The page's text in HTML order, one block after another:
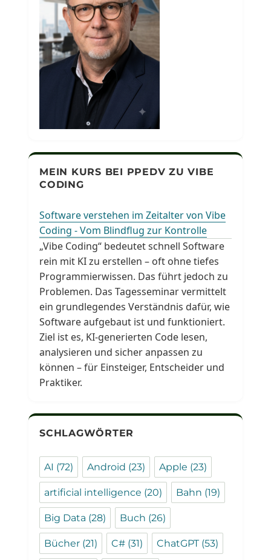
MEIN KURS BEI PPEDV ZU VIBE
CODING
Software verstehen im Zeitalter von Vibe
Coding - Vom Blindflug zur Kontrolle
„Vibe Coding“ bedeutet schnell Software
rein mit KI zu erstellen – oft ohne tiefes
Programmierwissen. Das führt jedoch zu
Problemen. Das Tagesseminar vermittelt
ein grundlegendes Verständnis dafür, wie
Software aufgebaut ist und funktioniert.
Ziel ist es, KI-generierten Code lesen,
analysieren und sicher anpassen zu
können – für Einsteiger, Entscheider und
Praktiker.
SCHLAGWÖRTER
AI (72) Android (23) Apple (23)
artificial intelligence (20) Bahn (19)
Big Data (28) Buch (26)
Bücher (21) C# (31) ChatGPT(53)